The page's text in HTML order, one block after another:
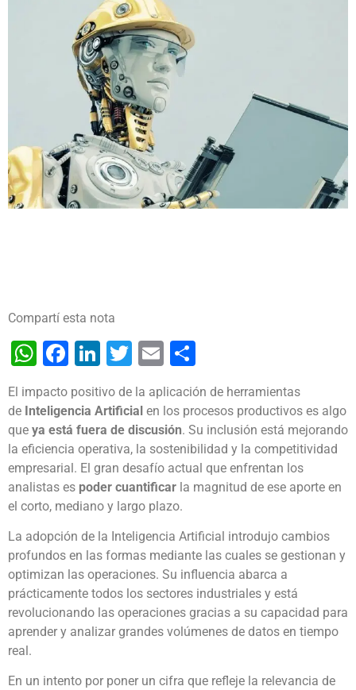
Compartí esta nota
WhatsApp
Facebook
LinkedIn
Twitter
Email
El impacto positivo de la aplicación de herramientas
de Inteligencia Artificial en los procesos productivos es algo
que ya está fuera de discusión. Su inclusión está mejorando
la eficiencia operativa, la sostenibilidad y la competitividad
empresarial. El gran desafío actual que enfrentan los
analistas es poder cuantificar la magnitud de ese aporte en
el corto, mediano y largo plazo.
La adopción de la Inteligencia Artificial introdujo cambios
profundos en las formas mediante las cuales se gestionan y
optimizan las operaciones. Su influencia abarca a
prácticamente todos los sectores industriales y está
revolucionando las operaciones gracias a su capacidad para
aprender y analizar grandes volúmenes de datos en tiempo
real.
En un intento por poner un cifra que refleje la relevancia de